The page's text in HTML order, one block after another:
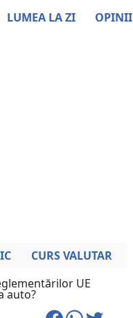
LUMEA LA ZI OPINII
CURS VALUTAR
UE
auto?